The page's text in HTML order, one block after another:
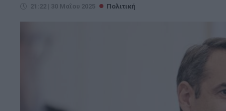
21:22 | 30 Μαΐου 2025 Πολιτική